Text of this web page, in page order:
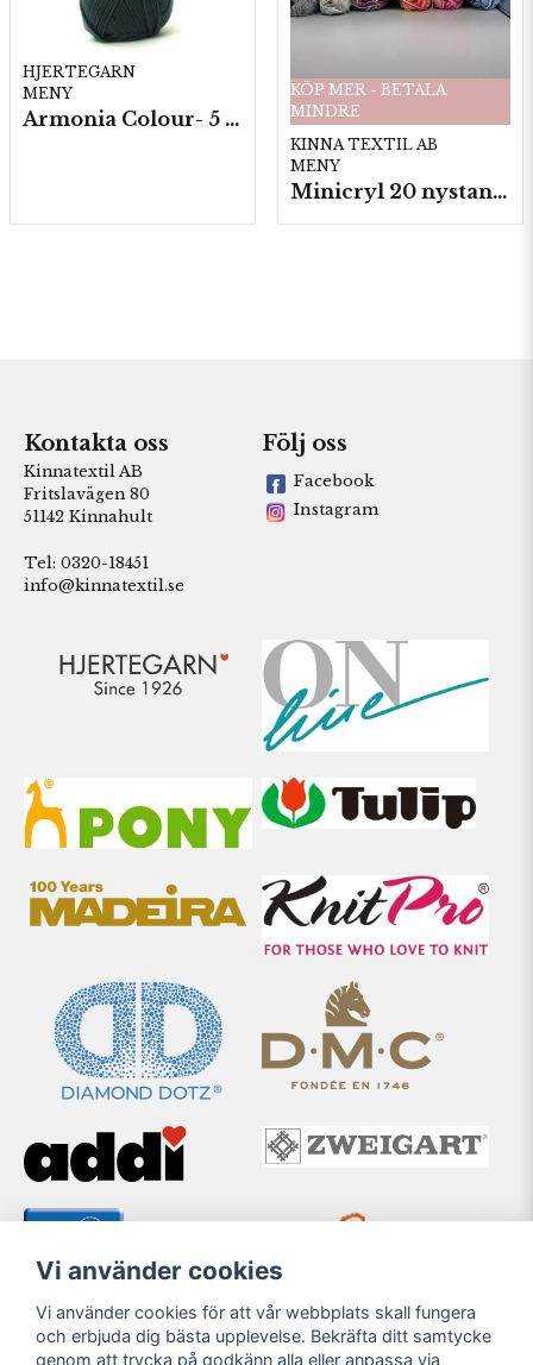
HJERTEGARN
MENY
Armonia Colour- 5 härv/fp. a100 g.
KÖP MER - BETALA
MINDRE
KINNA TEXTIL AB
MENY
Minicryl 20 nystan a25g./fp.
Kontakta oss
Kinnatextil AB
Fritslavägen 80
51142 Kinnahult
Tel: 0320-18451
info@kinnatextil.se
Följ oss
Facebook
Instagram
Vi använder cookies
Vi använder cookies för att vår webbplats skall fungera
och erbjuda dig bästa upplevelse. Bekräfta ditt samtycke
genom att trycka på godkänn alla eller anpassa via